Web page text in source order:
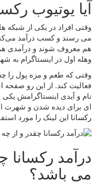
آیا یوتیوب
وقتی افراد در یکی از
می رسند و کسب درآمد
هم معروف شوند و درآمدی هم
وهله اول در اینستاگرام به
وقتی که طعم و مزه پول را
فعالیت کند. از این رو صفحه
نام و آیدی اینستاگرامش
ای برای دیده شدن و شهرت
رکسانا این لینک را مورد
درآمد رکسانا
می باشد؟